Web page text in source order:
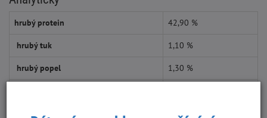
hrubý protein 42,90 %
hrubý tuk 1,10 %
hrubý popel 1,30 %
19,90%